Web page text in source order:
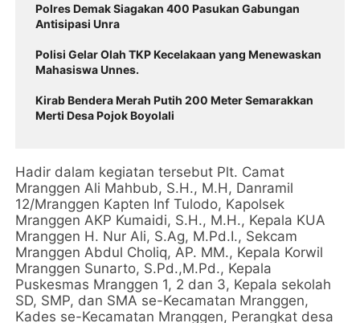
Polres Demak Siagakan 400 Pasukan Gabungan
Antisipasi Unra
Polisi Gelar Olah TKP Kecelakaan yang Menewaskan
Mahasiswa Unnes.
Kirab Bendera Merah Putih 200 Meter Semarakkan
Merti Desa Pojok Boyolali
Hadir dalam kegiatan tersebut Plt. Camat
Mranggen Ali Mahbub, S.H., M.H, Danramil
12/Mranggen Kapten Inf Tulodo, Kapolsek
Mranggen AKP Kumaidi, S.H., M.H., Kepala KUA
Mranggen H. Nur Ali, S.Ag, M.Pd.I., Sekcam
Mranggen Abdul Choliq, AP. MM., Kepala Korwil
Mranggen Sunarto, S.Pd.,M.Pd., Kepala
Puskesmas Mranggen 1, 2 dan 3, Kepala sekolah
SD, SMP, dan SMA se-Kecamatan Mranggen,
Kades se-Kecamatan Mranggen, Perangkat desa